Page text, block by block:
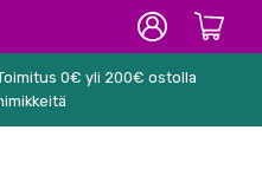
0€ yli 200€ ostolla